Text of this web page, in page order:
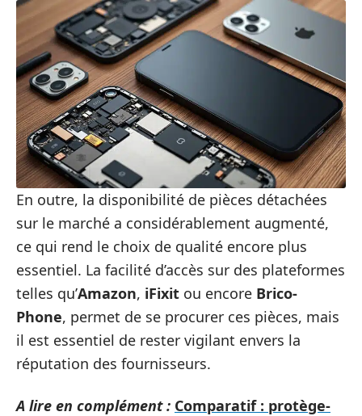
En outre, la disponibilité de pièces détachées
sur le marché a considérablement augmenté,
ce qui rend le choix de qualité encore plus
essentiel. La facilité d’accès sur des plateformes
telles qu’Amazon, iFixit ou encore Brico-
Phone, permet de se procurer ces pièces, mais
il est essentiel de rester vigilant envers la
réputation des fournisseurs.
A lire en complément : Comparatif : protège-